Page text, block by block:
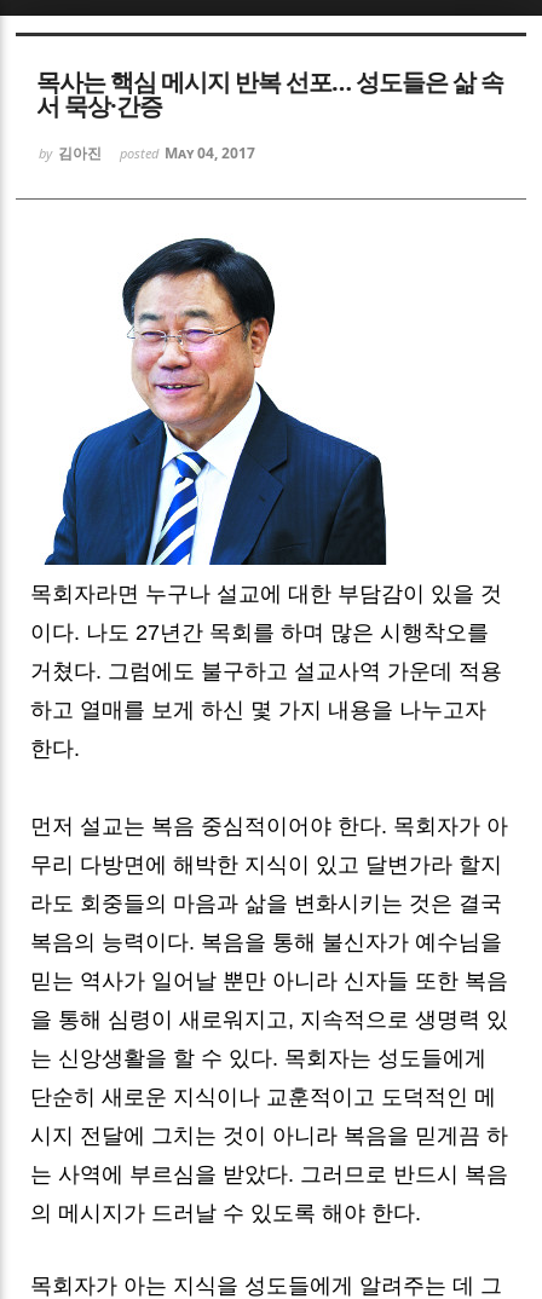
목사는 핵심 메시지 반복 선포… 성도들은 삶 속
서 묵상·간증
by 김아진 posted May 04, 2017
목회자라면 누구나 설교에 대한 부담감이 있을 것
이다. 나도 27년간 목회를 하며 많은 시행착오를
거쳤다. 그럼에도 불구하고 설교사역 가운데 적용
하고 열매를 보게 하신 몇 가지 내용을 나누고자
한다.
먼저 설교는 복음 중심적이어야 한다. 목회자가 아
무리 다방면에 해박한 지식이 있고 달변가라 할지
라도 회중들의 마음과 삶을 변화시키는 것은 결국
복음의 능력이다. 복음을 통해 불신자가 예수님을
믿는 역사가 일어날 뿐만 아니라 신자들 또한 복음
을 통해 심령이 새로워지고, 지속적으로 생명력 있
는 신앙생활을 할 수 있다. 목회자는 성도들에게
단순히 새로운 지식이나 교훈적이고 도덕적인 메
시지 전달에 그치는 것이 아니라 복음을 믿게끔 하
는 사역에 부르심을 받았다. 그러므로 반드시 복음
의 메시지가 드러날 수 있도록 해야 한다.
목회자가 아는 지식을 성도들에게 알려주는 데 그
Sketchbook5, 스케치북5
Sketchbook5, 스케치북5